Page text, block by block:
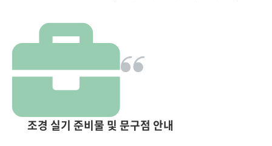
조경 실기 준비물 및 문구점 안내